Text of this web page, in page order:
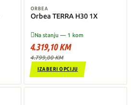
ORBEA
Orbea TERRA H30 1X
Na stanju — 1 kom
4.319,10 KM
4.799,00 KM
IZABERI OPCIJU